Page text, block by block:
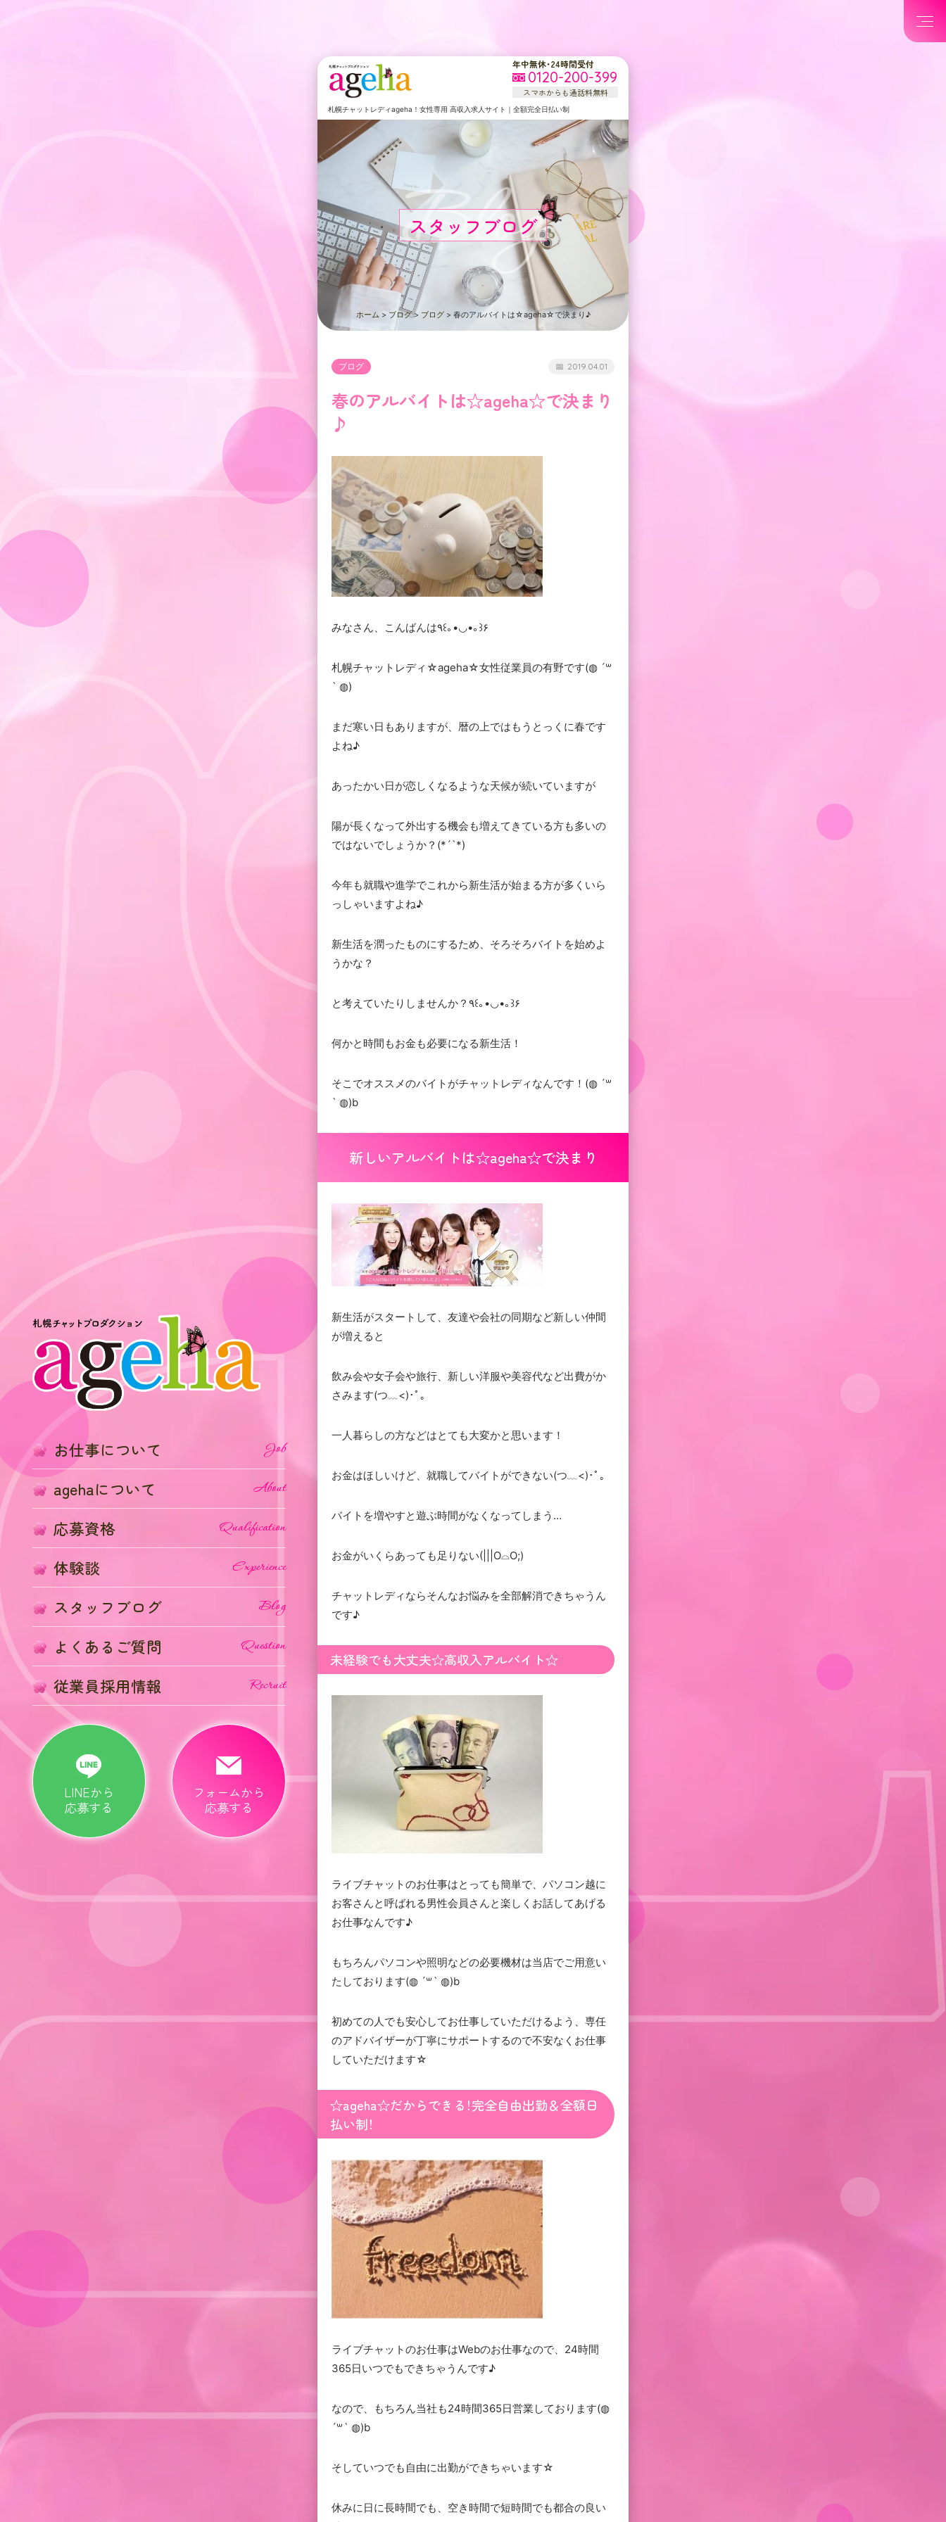
お仕事について Job
agehaについて About
応募資格 Qualification
体験談 Experience
スタッフブログ Blog
よくあるご質問 Question
従業員採用情報 Recruit
LINEから
応募する
フォームから
応募する
年中無休・24時間受付
0120-200-399
スマホからも通話料無料
札幌チャットレディageha！女性専用 高収入求人サイト ｜ 全額完全日払い制
スタッフブログ
Blog
ホーム > ブログ> ブログ> 春のアルバイトは☆ageha☆で決まり♪
ブログ 2019.04.01
春のアルバイトは☆ageha☆で決まり
♪
みなさん、こんばんは٩꒰｡•◡•｡꒱۶
札幌チャットレディ☆ageha☆女性従業員の有野です(◍ ´꒳
` ◍)
まだ寒い日もありますが、暦の上ではもうとっくに春です
よね♪
あったかい日が恋しくなるような天候が続いていますが
陽が長くなって外出する機会も増えてきている方も多いの
ではないでしょうか？(*´`*)
今年も就職や進学でこれから新生活が始まる方が多くいら
っしゃいますよね♪
新生活を潤ったものにするため、そろそろバイトを始めよ
うかな？
と考えていたりしませんか？٩꒰｡•◡•｡꒱۶
何かと時間もお金も必要になる新生活！
そこでオススメのバイトがチャットレディなんです！(◍ ´꒳
` ◍)b
新しいアルバイトは☆ageha☆で決まり
新生活がスタートして、友達や会社の同期など新しい仲間
が増えると
飲み会や女子会や旅行、新しい洋服や美容代など出費がか
さみます(つ﹏<)･ﾟ｡
一人暮らしの方などはとても大変かと思います！
お金はほしいけど、就職してバイトができない(つ﹏<)･ﾟ｡
バイトを増やすと遊ぶ時間がなくなってしまう…
お金がいくらあっても足りない(|||O⌓O;)
チャットレディならそんなお悩みを全部解消できちゃうん
です♪
未経験でも大丈夫☆高収入アルバイト☆
ライブチャットのお仕事はとっても簡単で、パソコン越に
お客さんと呼ばれる男性会員さんと楽しくお話してあげる
お仕事なんです♪
もちろんパソコンや照明などの必要機材は当店でご用意い
たしております(◍ ´꒳` ◍)b
初めての人でも安心してお仕事していただけるよう、専任
のアドバイザーが丁寧にサポートするので不安なくお仕事
していただけます☆
☆ageha☆だからできる！完全自由出勤＆全額日
払い制！
ライブチャットのお仕事はWebのお仕事なので、24時間
365日いつでもできちゃうんです♪
なので、もちろん当社も24時間365日営業しております(◍
´꒳` ◍)b
そしていつでも自由に出勤ができちゃいます☆
休みに日に長時間でも、空き時間で短時間でも都合の良い